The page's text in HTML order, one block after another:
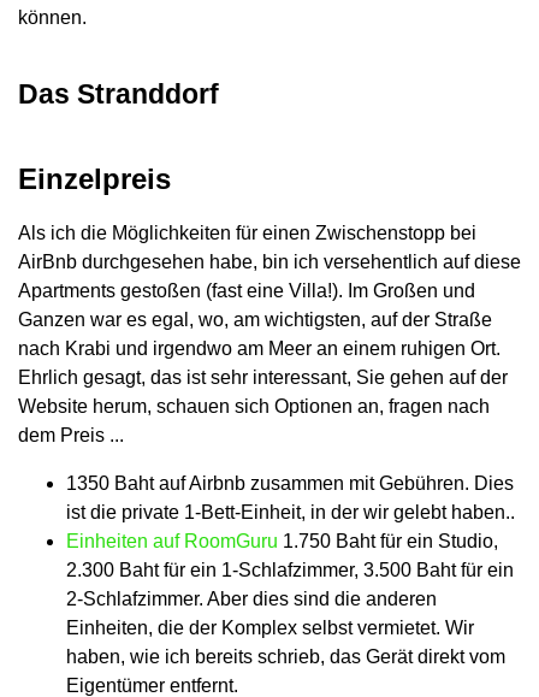
können.
Das Stranddorf
Einzelpreis
Als ich die Möglichkeiten für einen Zwischenstopp bei
AirBnb durchgesehen habe, bin ich versehentlich auf diese
Apartments gestoßen (fast eine Villa!). Im Großen und
Ganzen war es egal, wo, am wichtigsten, auf der Straße
nach Krabi und irgendwo am Meer an einem ruhigen Ort.
Ehrlich gesagt, das ist sehr interessant, Sie gehen auf der
Website herum, schauen sich Optionen an, fragen nach
dem Preis ...
1350 Baht auf Airbnb zusammen mit Gebühren. Dies
ist die private 1-Bett-Einheit, in der wir gelebt haben..
Einheiten auf RoomGuru 1.750 Baht für ein Studio,
2.300 Baht für ein 1-Schlafzimmer, 3.500 Baht für ein
2-Schlafzimmer. Aber dies sind die anderen
Einheiten, die der Komplex selbst vermietet. Wir
haben, wie ich bereits schrieb, das Gerät direkt vom
Eigentümer entfernt.